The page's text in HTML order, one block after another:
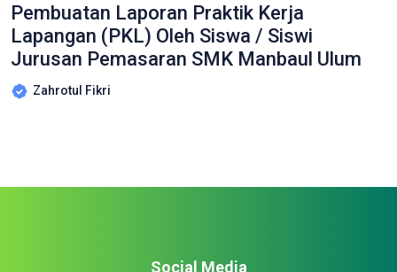
Pembuatan Laporan Praktik Kerja
Lapangan (PKL) Oleh Siswa / Siswi
Jurusan Pemasaran SMK Manbaul Ulum
Zahrotul Fikri
Social Media